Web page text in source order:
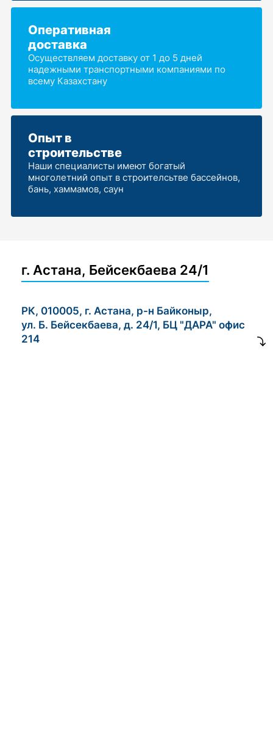
Оперативная
доставка
Осуществляем доставку от 1 до 5 дней
надежными транспортными компаниями по
всему Казахстану
Опыт в
строительстве
Наши специалисты имеют богатый
многолетний опыт в строителсьтве бассейнов,
бань, хаммамов, саун
г. Астана, Бейсекбаева 24/1
РК, 010005, г. Астана, р-н Байконыр,
ул. Б. Бейсекбаева, д. 24/1, БЦ "ДАРА" офис
214